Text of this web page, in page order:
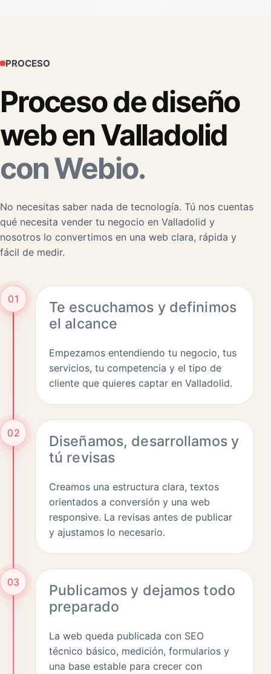
PROCESO
Proceso de diseño
web en Valladolid
con Webio.
No necesitas saber nada de tecnología. Tú nos cuentas
qué necesita vender tu negocio en Valladolid y
nosotros lo convertimos en una web clara, rápida y
fácil de medir.
01
Te escuchamos y definimos
el alcance
Empezamos entendiendo tu negocio, tus
servicios, tu competencia y el tipo de
cliente que quieres captar en Valladolid.
02
Diseñamos, desarrollamos y
tú revisas
Creamos una estructura clara, textos
orientados a conversión y una web
responsive. La revisas antes de publicar
y ajustamos lo necesario.
03
Publicamos y dejamos todo
preparado
La web queda publicada con SEO
técnico básico, medición, formularios y
una base estable para crecer con